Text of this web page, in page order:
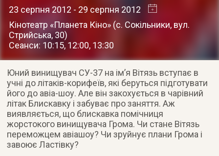
23 серпня 2012 - 29 серпня 2012
Кінотеатр «Планета Кіно» (с. Сокільники, вул.
Стрийська, 30)
Сеанси: 10:15, 12:00, 13:30
Юний винищувач СУ-37 на ім’я Вітязь вступає в
учні до літаків-корифеїв, які беруться підготувати
його до авіа-шоу. Але він закохується в чарівний
літак Блискавку і забуває про заняття. Аж
виявляється, що блискавка помічниця
жорстокого винищувача Грома. Чи стане Вітязь
переможцем авіашоу? Чи зруйнує плани Грома і
завоює Ластівку?